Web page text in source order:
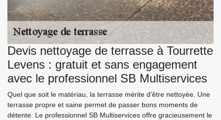
Devis nettoyage de terrasse à Tourrette
Levens : gratuit et sans engagement
avec le professionnel SB Multiservices
Quel que soit le matériau, la terrasse mérite d’être nettoyée. Une
terrasse propre et saine permet de passer bons moments de
détente. Le professionnel SB Multiservices offre gracieusement le